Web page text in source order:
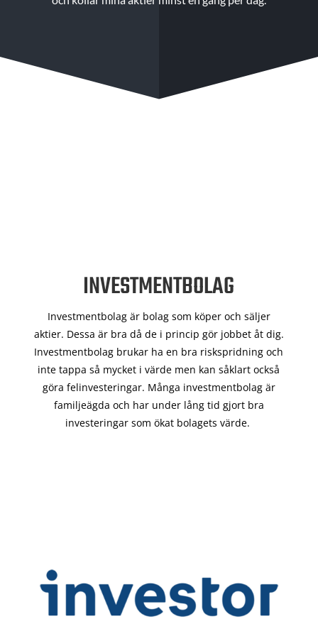
INVESTMENTBOLAG
Investmentbolag är bolag som köper och säljer
aktier. Dessa är bra då de i princip görjobbet åt dig.
Investmentbolag brukar ha en bra riskspridning och
inte tappa så mycket i värde men kan såklart också
göra felinvesteringar. Många investmentbolag är
familjeägda och har under lång tid gjort bra
investeringar som ökat bolagets värde.